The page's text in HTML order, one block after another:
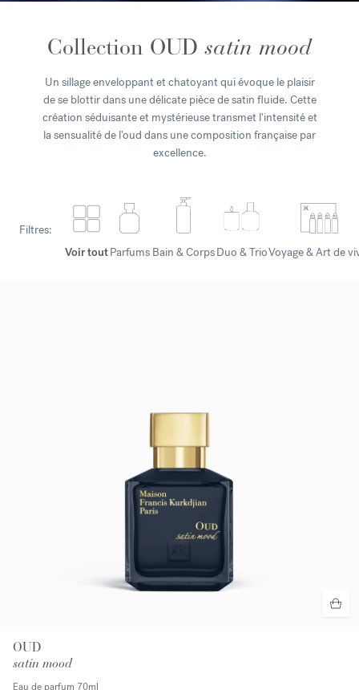
Collection OUD satin mood
Un sillage enveloppant et chatoyant qui évoque le plaisir
de se blottir dans une délicate pièce de satin fluide. Cette
création séduisante et mystérieuse transmet l'intensité et
la sensualité de l'oud dans une composition française par
excellence.
Filtres:
Voir toutParfums Bain & CorpsDuo & TrioVoyage & Art de
OUD
satin mood
Eau de parfum 70ml